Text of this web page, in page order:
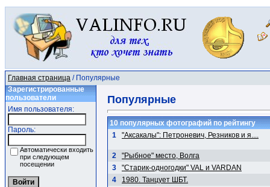
Главная страница / Популярные
Зарегистрированные
пользователи
Имя пользователя:
Пароль:
Автоматически входить
при следующем
посещении
Популярные
10 популярных фотографий по рейтингу
1
"Аксакалы": Петроневич, Резников и я....
2
"Рыбное" место, Волга
3
"Старик-одногодки" VAL и VARDAN
4
1980. Танцует ШБТ.